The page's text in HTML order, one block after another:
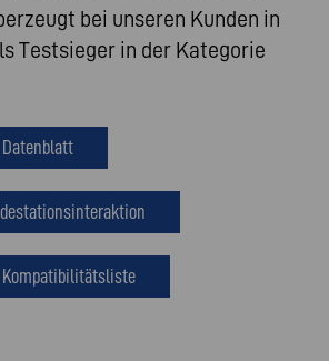
bei unseren Kunden in
Testsieger in der Kategorie
Datenblatt
Kompatibilitätsliste